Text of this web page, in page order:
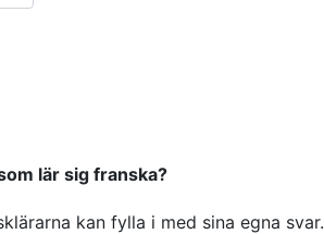
lär sig franska?
kan fylla i med sina egna svar.